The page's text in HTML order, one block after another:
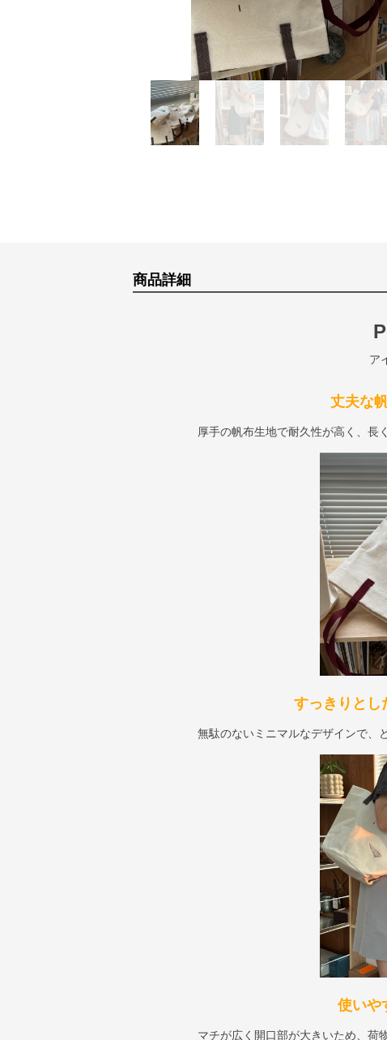
商品詳細
ア
丈夫な
厚手の帆布生地で耐久性が高く、長
すっきりとし
無駄のないミニマルなデザインで、
使いや
マチが広く開口部が大きいため、荷